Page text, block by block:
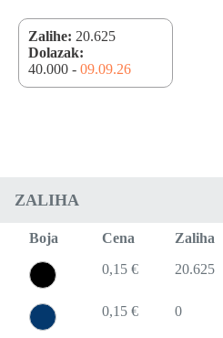
Zalihe: 20.625
Dolazak:
40.000 - 09.09.26
ZALIHA
Boja Cena Zaliha
0,15 €
20.625
0,15 € 0